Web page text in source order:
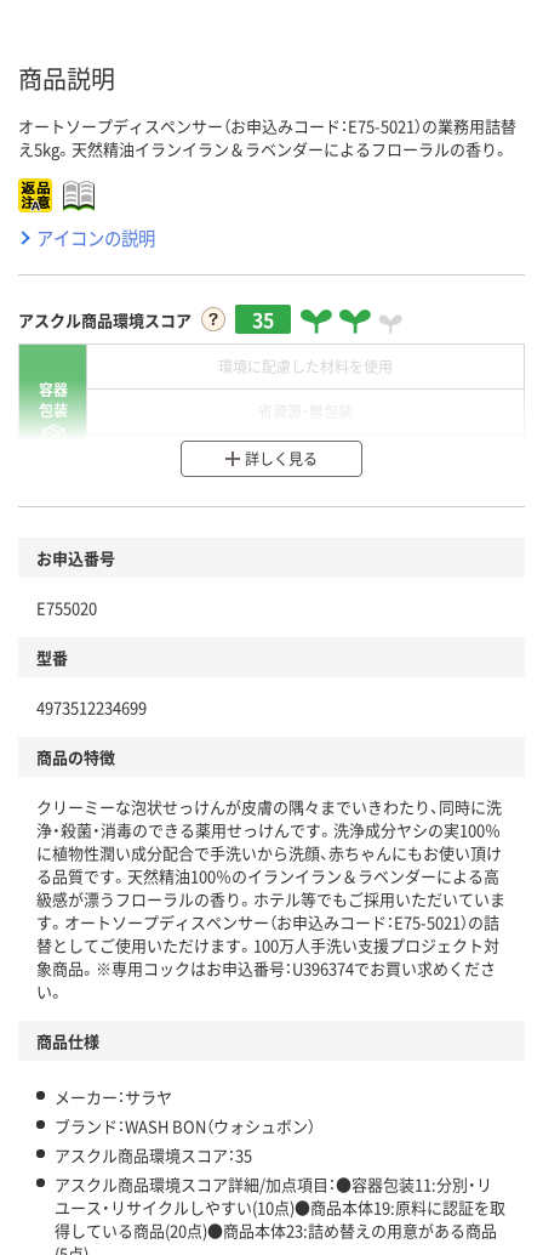
商品説明
オートソープディスペンサー（お申込みコード：E75-5021）の業務用詰替
え5kg。天然精油イランイラン＆ラベンダーによるフローラルの香り。
アイコンの説明
アスクル商品環境スコア 35
容器
包装
環境に配慮した材料を使用
分別・リサイクルしやすい設計
商品
本体
仕組
この商品の環境配慮ポイントです。下記商品詳細「
アスクル商品環境スコア詳細／加点項目
」で確認できます。
詳しく見る
お申込番号
E755020
型番
4973512234699
商品の特徴
クリーミーな泡状せっけんが皮膚の隅々までいきわたり、同時に洗
浄・殺菌・消毒のできる薬用せっけんです。洗浄成分ヤシの実100％
に植物性潤い成分配合で手洗いから洗顔、赤ちゃんにもお使い頂け
る品質です。天然精油100％のイランイラン＆ラベンダーによる高
級感が漂うフローラルの香り。ホテル等でもご採用いただいていま
す。オートソープディスペンサー（お申込みコード：E75-5021）の詰
替としてご使用いただけます。100万人手洗い支援プロジェクト対
象商品。※専用コックはお申込番号：U396374でお買い求めくださ
い。
商品仕様
メーカー：サラヤ
ブランド：WASH BON（ウォシュボン）
アスクル商品環境スコア：35
アスクル商品環境スコア詳細/加点項目：●容器包装11:分別・リ
ユース・リサイクルしやすい(10点)●商品本体19:原料に認証を取
得している商品(20点)●商品本体23:詰め替えの用意がある商品